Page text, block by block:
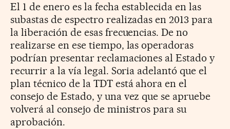
El 1 de enero es la fecha establecida en las
subastas de espectro realizadas en 2013 para
la liberación de esas frecuencias. De no
realizarse en ese tiempo, las operadoras
podrían presentar reclamaciones al Estado y
recurrir a la vía legal. Soria adelantó que el
plan técnico de la TDT está ahora en el
consejo de Estado, y una vez que se apruebe
volverá al consejo de ministros para su
aprobación.